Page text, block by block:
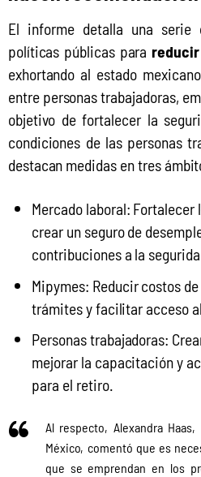
El informe detalla una serie
políticas públicas para
exhortando al estado
entre personas trabajadoras,
objetivo de fortalecer la
condiciones de las personas
destacan medidas en tres
Mercado laboral:
crear un seguro de
contribuciones a la
Mipymes: Reducir costos
trámites y facilitar acceso
Personas trabajadoras:
mejorar la capacitación y
para el retiro.
Al respecto, Alexandra
México, comentó que es
que se emprendan en los